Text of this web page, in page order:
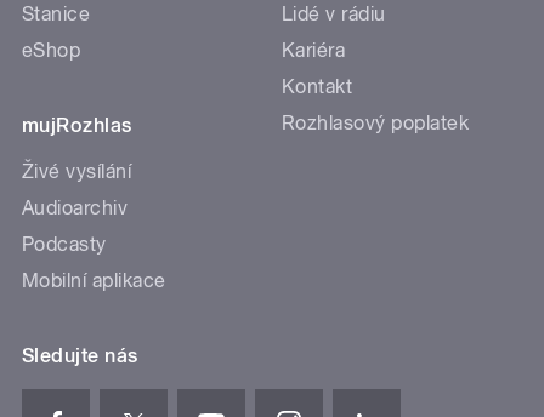
Stanice
eShop
mujRozhlas
Živé vysílání
Audioarchiv
Podcasty
Mobilní aplikace
Lidé v rádiu
Kariéra
Kontakt
Rozhlasový poplatek
Sledujte nás